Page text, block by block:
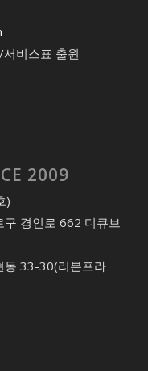
비스표 출원
2009
)
구 경인로 662 디큐브
동 33-30(리본프라